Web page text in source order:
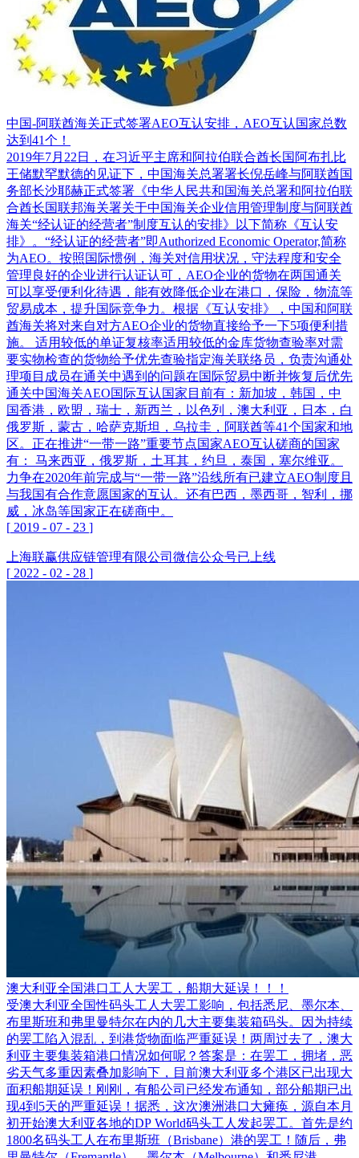
中国-阿联酋海关正式签署AEO互认安排，AEO互认国家总数
达到41个！
2019年7月22日，在习近平主席和阿拉伯联合酋长国阿布扎比
王储默罕默德的见证下，中国海关总署署长倪岳峰与阿联酋国
务部长沙耶赫正式签署《中华人民共和国海关总署和阿拉伯联
合酋长国联邦海关署关于中国海关企业信用管理制度与阿联酋
海关“经认证的经营者”制度互认的安排》以下简称《互认安
排》。“经认证的经营者”即Authorized Economic Operator,简称
为AEO。按照国际惯例，海关对信用状况，守法程度和安全
管理良好的企业进行认证认可，AEO企业的货物在两国通关
可以享受便利化待遇，能有效降低企业在港口，保险，物流等
贸易成本，提升国际竞争力。根据《互认安排》，中国和阿联
酋海关将对来自对方AEO企业的货物直接给予一下5项便利措
施。 适用较低的单证复核率适用较低的金库货物查验率对需
要实物检查的货物给予优先查验指定海关联络员，负责沟通处
理项目成员在通关中遇到的问题在国际贸易中断并恢复后优先
通关中国海关AEO国际互认国家目前有：新加坡，韩国，中
国香港，欧盟，瑞士，新西兰，以色列，澳大利亚，日本，白
俄罗斯，蒙古，哈萨克斯坦，乌拉圭，阿联酋等41个国家和地
区。正在推进“一带一路”重要节点国家AEO互认磋商的国家
有： 马来西亚，俄罗斯，土耳其，约旦，泰国，塞尔维亚。
力争在2020年前完成与“一带一路”沿线所有已建立AEO制度且
与我国有合作意愿国家的互认。还有巴西，墨西哥，智利，挪
威，冰岛等国家正在磋商中。
[ 2019 - 07 - 23 ]
上海联赢供应链管理有限公司微信公众号已上线
[ 2022 - 02 - 28 ]
澳大利亚全国港口工人大罢工，船期大延误！！！
受澳大利亚全国性码头工人大罢工影响，包括悉尼、墨尔本、
布里斯班和弗里曼特尔在内的几大主要集装箱码头。因为持续
的罢工陷入混乱，到港货物面临严重延误！两周过去了，澳大
利亚主要集装箱港口情况如何呢？答案是：在罢工，拥堵，恶
劣天气多重因素叠加影响下，目前澳大利亚多个港区已出现大
面积船期延误！刚刚，有船公司已经发布通知，部分船期已出
现4到5天的严重延误！据悉，这次澳洲港口大瘫痪，源自本月
初开始澳大利亚各地的DP World码头工人发起罢工。首先是约
1800名码头工人在布里斯班（Brisbane）港的罢工！随后，弗